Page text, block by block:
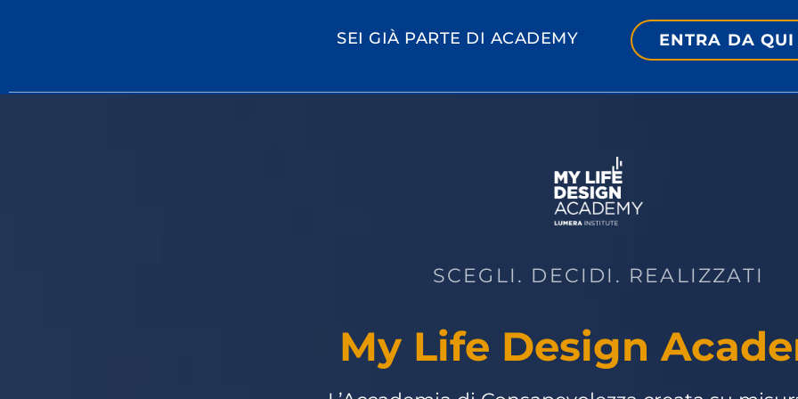
SEI GIÀ PARTE DI ACADEMY ENTRA DA QUI
SCEGLI. DECIDI. REALIZZATI
My Life Design